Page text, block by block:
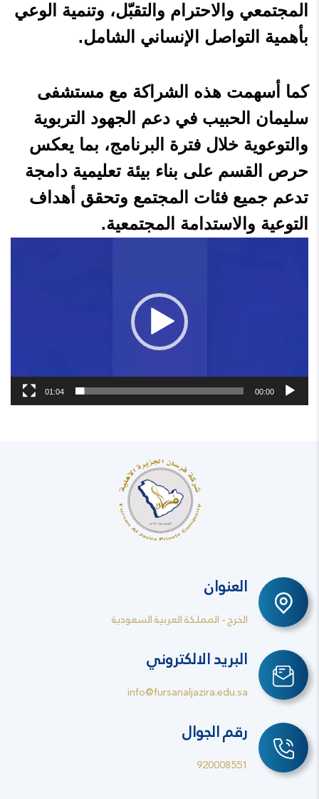
المجتمعي والاحترام والتقبّل، وتنمية الوعي
بأهمية التواصل الإنساني الشامل.
كما أسهمت هذه الشراكة مع مستشفى
سليمان الحبيب في دعم الجهود التربوية
والتوعوية خلال فترة البرنامج، بما يعكس
حرص القسم على بناء بيئة تعليمية دامجة
تدعم جميع فئات المجتمع وتحقق أهداف
التوعية والاستدامة المجتمعية.
00:00
01:04
العنوان
الخرج - المملكة العربية السعودية
البريد الالكتروني
info@fursanaljazira.edu.sa
رقم الجوال
920008551